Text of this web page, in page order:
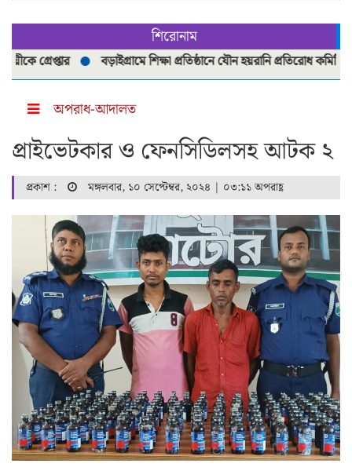
শিরোনাম
বড়াইগ্রামে শিক্ষা প্রতিষ্ঠানে যৌন হয়রানি প্রতিরোধ কমিটি
অপরাধ-আদালত
প্রাইভেটকার ও ফেনসিডিলসহ আটক ২
প্রকাশ : মঙ্গলবার, ১০ সেপ্টেম্বর, ২০২৪ | ০৩:১১ অপরাহ্ণ